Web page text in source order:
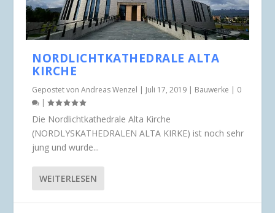
NORDLICHTKATHEDRALE ALTA
KIRCHE
Gepostet vonAndreas Wenzel | Juli 17, 2019 | Bauwerke | 0
|
Die Nordlichtkathedrale Alta Kirche
(NORDLYSKATHEDRALEN ALTA KIRKE) ist noch sehr
jung und wurde...
WEITERLESEN